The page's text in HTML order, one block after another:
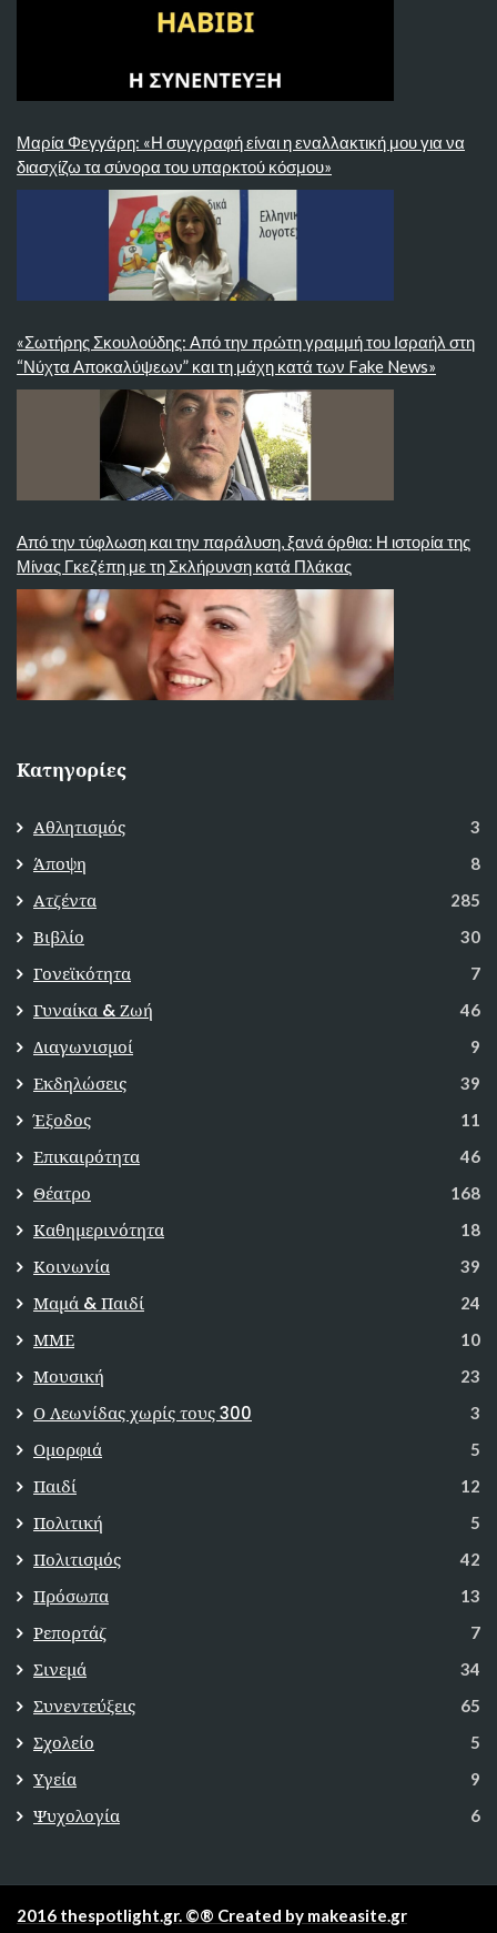
Μαρία Φεγγάρη: «Η συγγραφή είναι η εναλλακτική μου για να
διασχίζω τα σύνορα του υπαρκτού κόσμου»
«Σωτήρης Σκουλούδης: Από την πρώτη γραμμή του Ισραήλ στη
“Νύχτα Αποκαλύψεων” και τη μάχη κατά των Fake News»
Από την τύφλωση και την παράλυση, ξανά όρθια: Η ιστορία της
Μίνας Γκεζέπη με τη Σκλήρυνση κατά Πλάκας
Κατηγορίες
Αθλητισμός 3
Άποψη 8
Ατζέντα 285
Βιβλίο 30
Γονεϊκότητα 7
Γυναίκα & Ζωή 46
Διαγωνισμοί 9
Εκδηλώσεις 39
Έξοδος 11
Επικαιρότητα 46
Θέατρο 168
Καθημερινότητα 18
Κοινωνία 39
Μαμά & Παιδί 24
ΜΜΕ 10
Μουσική 23
Ο Λεωνίδας χωρίς τους 300 3
Ομορφιά 5
Παιδί 12
Πολιτική 5
Πολιτισμός 42
Πρόσωπα 13
Ρεπορτάζ 7
Σινεμά 34
Συνεντεύξεις 65
Σχολείο 5
Υγεία 9
Ψυχολογία 6
2016 thespotlight.gr. ©® Created by makeasite.gr